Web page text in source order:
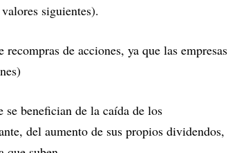
siguientes).
recompras de acciones, ya que las empresas
se benefician de la caída de los
del aumento de sus propios dividendos,